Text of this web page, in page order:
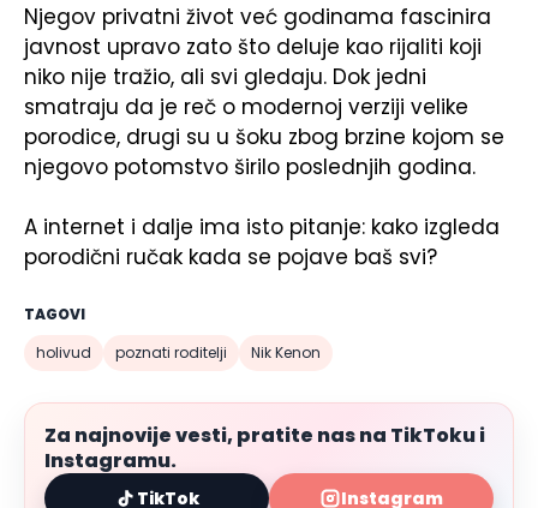
Njegov privatni život već godinama fascinira
javnost upravo zato što deluje kao rijaliti koji
niko nije tražio, ali svi gledaju. Dok jedni
smatraju da je reč o modernoj verziji velike
porodice, drugi su u šoku zbog brzine kojom se
njegovo potomstvo širilo poslednjih godina.
A internet i dalje ima isto pitanje: kako izgleda
porodični ručak kada se pojave baš svi?
TAGOVI
holivud
poznati roditelji Nik Kenon
Za najnovije vesti, pratite nas na TikToku i
Instagramu.
TikTok Instagram